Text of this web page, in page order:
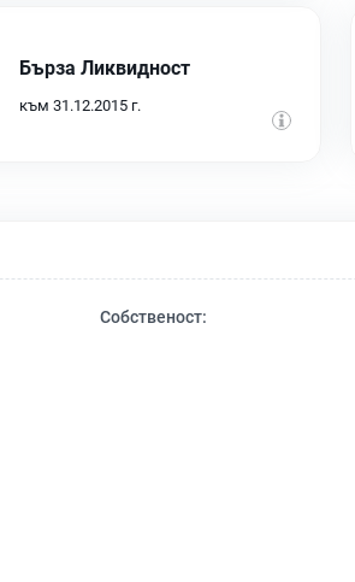
Бърза Ликвидност
към 31.12.2015 г.
Собственост: